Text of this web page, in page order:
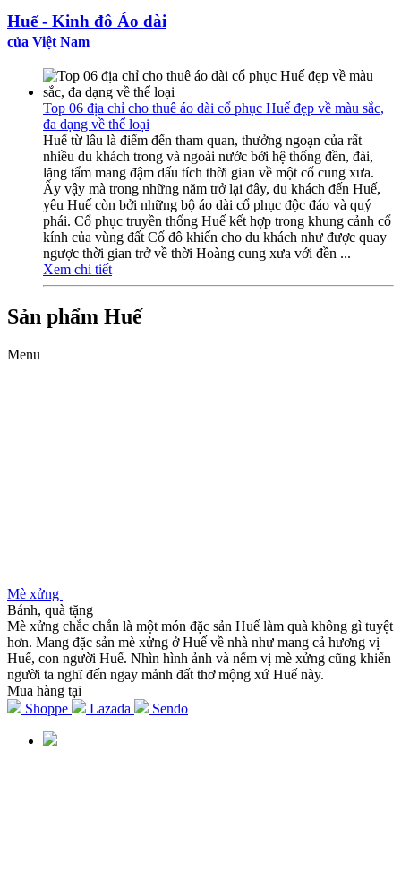
Huế - Kinh đô Áo dài
của Việt Nam
Top 06 địa chỉ cho thuê áo dài cổ phục Huế đẹp về màu sắc,
đa dạng về thể loại
Huế từ lâu là điểm đến tham quan, thưởng ngoạn của rất
nhiều du khách trong và ngoài nước bởi hệ thống đền, đài,
lăng tẩm mang đậm dấu tích thời gian về một cố cung xưa.
Ấy vậy mà trong những năm trở lại đây, du khách đến Huế,
yêu Huế còn bởi những bộ áo dài cổ phục độc đáo và quý
phái. Cổ phục truyền thống Huế kết hợp trong khung cảnh cổ
kính của vùng đất Cố đô khiến cho du khách như được quay
ngược thời gian trở về thời Hoàng cung xưa với đền ...
Xem chi tiết
Sản phẩm Huế
Menu
Mè xửng
Bánh, quà tặng
Mè xửng chắc chắn là một món đặc sản Huế làm quà không gì tuyệt
hơn. Mang đặc sản mè xửng ở Huế về nhà như mang cả hương vị
Huế, con người Huế. Nhìn hình ảnh và nếm vị mè xửng cũng khiến
người ta nghĩ đến ngay mảnh đất thơ mộng xứ Huế này.
Mua hàng tại
Shoppe
Lazada Sendo